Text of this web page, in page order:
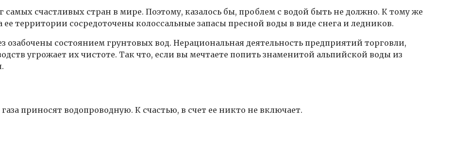
самых счастливых стран в мире. Поэтому, казалось бы, проблем с водой быть не должно. К тому же
территории сосредоточены колоссальные запасы пресной воды в виде снега и ледников.
озабочены состоянием грунтовых вод. Нерациональная деятельность предприятий торговли,
угрожает их чистоте. Так что, если вы мечтаете попить знаменитой альпийской воды из
приносят водопроводную. К счастью, в счет ее никто не включает.